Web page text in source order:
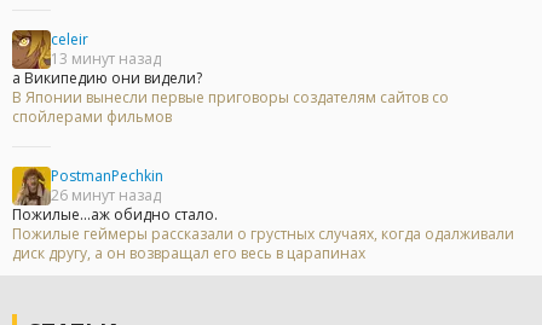
celeir
13 минут назад
а Википедию они видели?
В Японии вынесли первые приговоры создателям сайтов со
спойлерами фильмов
PostmanPechkin
26 минут назад
Пожилые...аж обидно стало.
Пожилые геймеры рассказали о грустных случаях, когда одалживали
диск другу, а он возвращал его весь в царапинах